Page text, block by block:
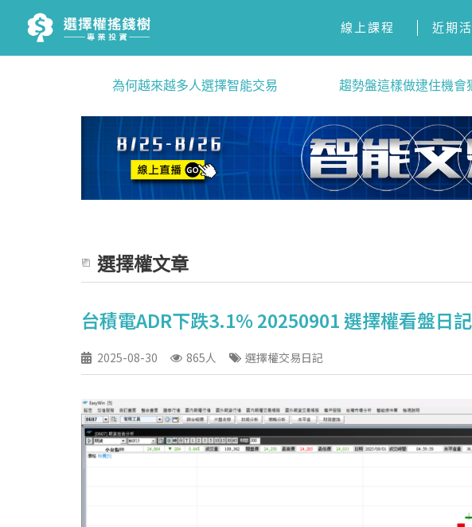
線上課程 近期
為何越來越多人選擇智能交易 趨勢盤這樣做逮住機會
選擇權文章
台積電ADR下跌3.1% 20250901 選擇權看盤日記
2025-08-30 865人 選擇權交易日記